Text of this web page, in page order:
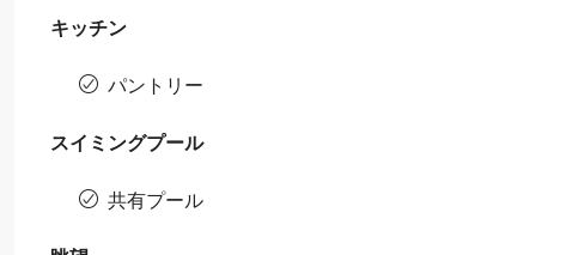
キッチン
パントリー
スイミングプール
共有プール